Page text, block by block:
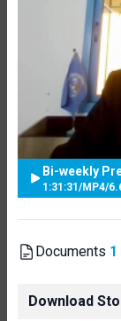
Bi-weekly
1:31:31 /MP4/
Documents 1
Download